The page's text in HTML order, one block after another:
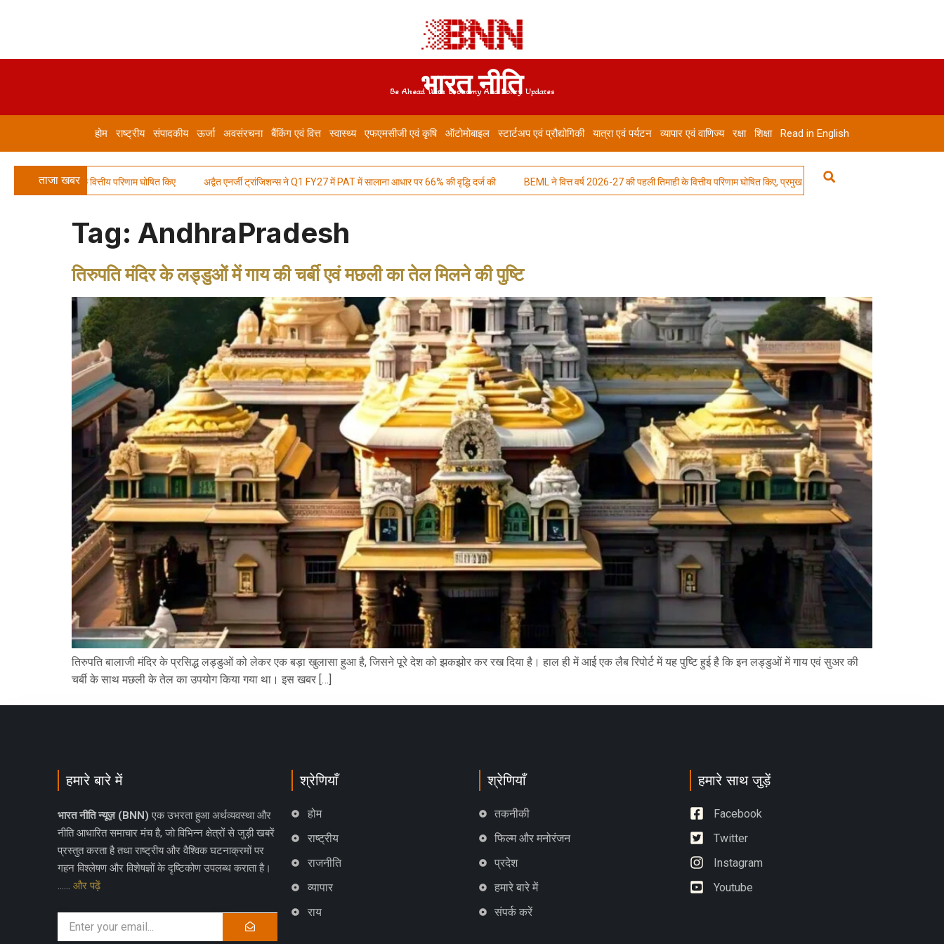
भारत नीति
Be Ahead With Economy And Policy Updates
होम राष्ट्रीय संपादकीय ऊर्जा अवसंरचना बैंकिंग एवं वित्त स्वास्थ्य एफएमसीजी एवं कृषि ऑटोमोबाइल स्टार्टअप एवं प्रौद्योगिकी यात्रा एवं पर्यटन व्यापार एवं वाणिज्य रक्षा शिक्षा Read in English
ताजा खबर
ने Q1 FY27 के वित्तीय परिणाम घोषित किए अद्वैत एनर्जी ट्रांजिशन्स ने Q1 FY27 में PAT में सालाना आधार पर 66% की वृद्धि दर्ज की BEML ने वित्त वर्ष 2026-27 की पहली तिमाही के वित्तीय परिणाम घोषित किए, प्रमुख कारोबारों में वृद्धि के साथ मजबूत गति कायम
Tag: AndhraPradesh
तिरुपति मंदिर के लड्डुओं में गाय की चर्बी एवं मछली का तेल मिलने की पुष्टि
तिरुपति बालाजी मंदिर के प्रसिद्ध लड्डुओं को लेकर एक बड़ा खुलासा हुआ है, जिसने पूरे देश को झकझोर कर रख दिया है। हाल ही में आई एक लैब रिपोर्ट में यह पुष्टि हुई है कि इन लड्डुओं में गाय एवं सुअर की
चर्बी के साथ मछली के तेल का उपयोग किया गया था। इस खबर […]
हमारे बारे में
भारत नीति न्यूज़ (BNN) एक उभरता हुआ अर्थव्यवस्था और
नीति आधारित समाचार मंच है, जो विभिन्न क्षेत्रों से जुड़ी खबरें
प्रस्तुत करता है तथा राष्ट्रीय और वैश्विक घटनाक्रमों पर
गहन विश्लेषण और विशेषज्ञों के दृष्टिकोण उपलब्ध कराता है।
और पढ़ें
श्रेणियाँ
होम
राष्ट्रीय
राजनीति
व्यापार
राय
श्रेणियाँ
तकनीकी
फिल्म और मनोरंजन
प्रदेश
हमारे बारे में
संपर्क करें
हमारे साथ जुड़ें
Facebook
Twitter
Instagram
Youtube